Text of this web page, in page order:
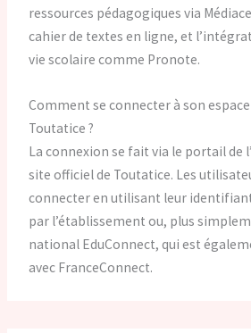
ressources pédagogiques via
cahier de textes en ligne, et
vie scolaire comme Pronote.
Comment se connecter à son
Toutatice ?
La connexion se fait via le portail de
site officiel de Toutatice. Les
connecter en utilisant leur
par l’établissement ou, plus
national EduConnect, qui est
avec FranceConnect.